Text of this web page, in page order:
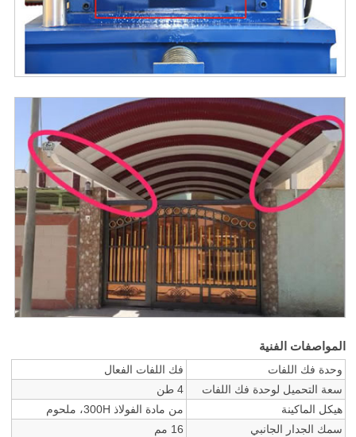
المواصفات الفنية
وحدة فك اللفات
فك اللفات الفعال
سعة التحميل لوحدة فك اللفات
4 طن
هيكل الماكينة
من مادة الفولاذ 300H، ملحوم
سمك الجدار الجانبي
16 مم